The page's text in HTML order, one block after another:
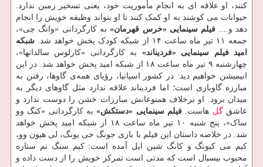
کنند، او علاقه ای به انجام مأموریت خود، یعنی تسخیر زمین ندارد.
حیوانات می کوشند به او کمک کنند تا او بتواند وظیفه خویش را انجام
دهد و.... فیلم سینمایی «خرس قهرمان»به کارگردانی «وانگ چی»،
جمعه ۱۱ تیر ماه ساعت ۱۴ از شبکه کودک پخش خواهد شد.
شبکه
امید فیلم سینمایی «فردیناند» به کارگردانی «کارلوس سالدانها»،
چهارشنبه ۹ تیر ماه ساعت ۱۸ از شبکه امید پخش خواهد شد. در این
انیمیشن خواهیم دید: در کشور اسپانیا، رؤیای همه‌ی گاوها، رفتن به
مبارزه گاوبازی است؛ اما فردیناند علاقه ندارد مثل گاوهای دیگر به
میدان برود. او برخلاف همنوعانش مبارزات خشن را دوست ندارد و
عاشقگل هاست. فیلم سینمایی «دستکش»به کارگردانی «کنگ وو
ساک»، پنج شنبه ۱۰ تیر ماه ساعت ۱۸ از شبکه امید پخش خواهد
شد. در خلاصه داستان این فیلم با بازی جونگ جی یونگ، لی هیون وو،
کیم می کیونگ و کانگ شین ایل آمده است: کیم سنگ نم ستاره
محبوب بیسبال است که مدتی است تمرکز خویش را از دست داده و